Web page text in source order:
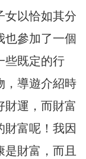
女以恰如其分
也參加了一個
些既定的行
，導遊介紹時
財運，而財富
財富呢！我因
財富，而且